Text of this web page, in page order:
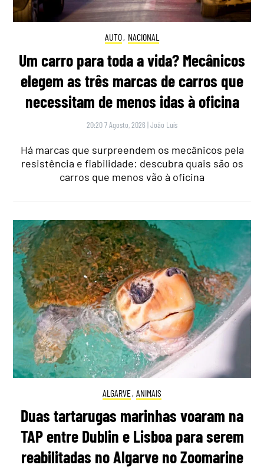
AUTO, NACIONAL
Um carro para toda a vida? Mecânicos
elegem as três marcas de carros que
necessitam de menos idas à oficina
20:20 7 Agosto, 2026 |João Luís
Há marcas que surpreendem os mecânicos pela
resistência e fiabilidade: descubra quais são os
carros que menos vão à oficina
ALGARVE, ANIMAIS
Duas tartarugas marinhas voaram na
TAP entre Dublin e Lisboa para serem
reabilitadas no Algarve no Zoomarine